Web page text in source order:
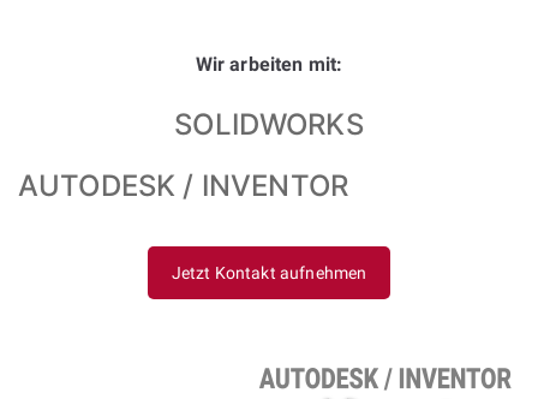
Wir arbeiten mit:
SOLIDWORKS
AUTODESK / INVENTOR
Jetzt Kontakt aufnehmen